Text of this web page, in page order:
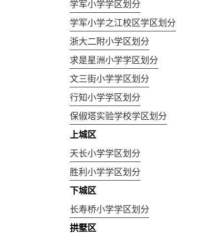
学军小学学区划分
学军小学之江校区学区划分
浙大二附小学区划分
求是星洲小学学区划分
文三街小学学区划分
行知小学学区划分
保俶塔实验学校学区划分
上城区
天长小学学区划分
胜利小学学区划分
下城区
长寿桥小学学区划分
拱墅区